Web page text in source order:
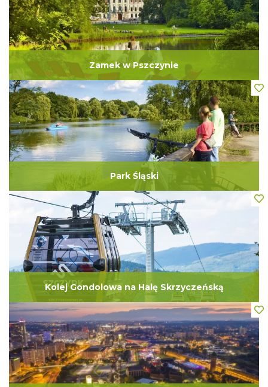
Zamek w Pszczynie
Park Śląski
Kolej Gondolowa na Halę Skrzyczeńską